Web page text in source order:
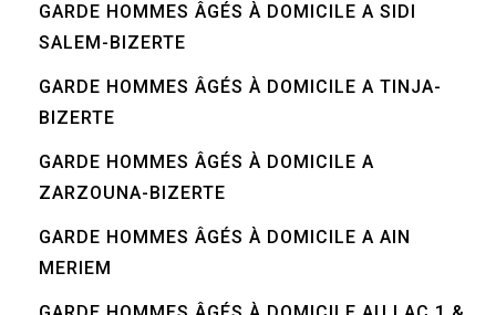
GARDE HOMMES ÂGÉS À DOMICILE A SIDI
SALEM-BIZERTE
GARDE HOMMES ÂGÉS À DOMICILE A TINJA-
BIZERTE
GARDE HOMMES ÂGÉS À DOMICILE A
ZARZOUNA-BIZERTE
GARDE HOMMES ÂGÉS À DOMICILE A AIN
MERIEM